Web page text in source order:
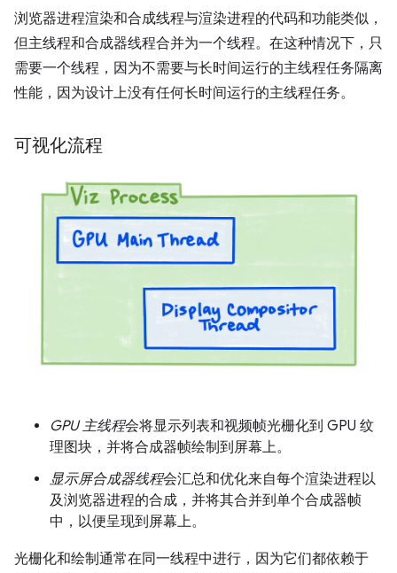
浏览器进程渲染和合成线程与渲染进程的代码和功能类似，
但主线程和合成器线程合并为一个线程。在这种情况下，只
需要一个线程，因为不需要与长时间运行的主线程任务隔离
性能，因为设计上没有任何长时间运行的主线程任务。
可视化流程
GPU 主线程会将显示列表和视频帧光栅化到 GPU 纹
理图块，并将合成器帧绘制到屏幕上。
显示屏合成器线程会汇总和优化来自每个渲染进程以
及浏览器进程的合成，并将其合并到单个合成器帧
中，以便呈现到屏幕上。
光栅化和绘制通常在同一线程中进行，因为它们都依赖于